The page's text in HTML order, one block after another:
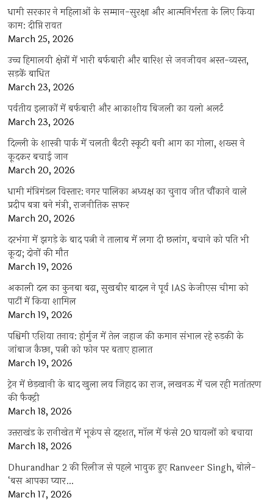
धामी सरकार ने महिलाओं के सम्मान-सुरक्षा और आत्मनिर्भरता के लिए किया
काम: दीप्ति रावत
March 25, 2026
उच्च हिमालयी क्षेत्रों में भारी बर्फबारी और बारिश से जनजीवन अस्त-व्यस्त,
सड़कें बाधित
March 23, 2026
पर्वतीय इलाकों में बर्फबारी और आकाशीय बिजली का यलो अलर्ट
March 23, 2026
दिल्ली के शास्त्री पार्क में चलती बैटरी स्कूटी बनी आग का गोला, शख्स ने
कूदकर बचाई जान
March 20, 2026
धामी मंत्रिमंडल विस्तार: नगर पालिका अध्यक्ष का चुनाव जीत चौंकाने वाले
प्रदीप बत्रा बने मंत्री, राजनीतिक सफर
March 20, 2026
दरभंगा में झगड़े के बाद पत्नी ने तालाब में लगा दी छलांग, बचाने को पति भी
कूदा; दोनों की मौत
March 19, 2026
अकाली दल का कुनबा बढ़ा, सुखबीर बादल ने पूर्व IAS केजीएस चीमा को
पार्टी में किया शामिल
March 19, 2026
पश्चिमी एशिया तनाव: होर्मुज में तेल जहाज की कमान संभाल रहे रुड़की के
जांबाज कैप्टन, पत्नी को फोन पर बताए हालात
March 19, 2026
ट्रेन में छेड़खानी के बाद खुला लव जिहाद का राज, लखनऊ में चल रही मतांतरण
की फैक्ट्री
March 18, 2026
उत्तराखंड के रानीखेत में भूकंप से दहशत, मॉल में फंसे 20 घायलों को बचाया
March 18, 2026
Dhurandhar 2 की रिलीज से पहले भावुक हुए Ranveer Singh, बोले-
‘बस आपका प्यार…
March 17, 2026